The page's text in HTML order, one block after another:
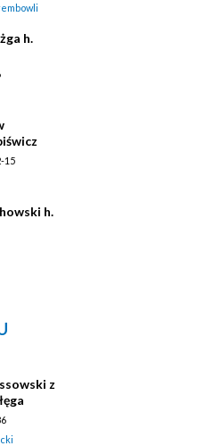
h.
15
h.
z